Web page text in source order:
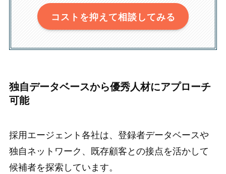
コストを抑えて相談してみる
独自データベースから優秀人材にアプローチ
可能
採用エージェント各社は、登録者データベースや
独自ネットワーク、既存顧客との接点を活かして
候補者を探索しています。